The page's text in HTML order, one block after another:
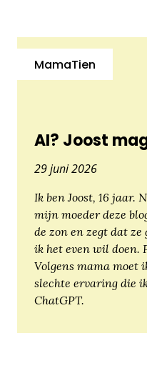
AI? Joost
MamaTien
29 juni 2026
Ik ben Joost, 16 jaar.
mijn moeder deze
de zon en zegt dat ze
ik het even wil doen.
Volgens mama moet
slechte ervaring die
ChatGPT.